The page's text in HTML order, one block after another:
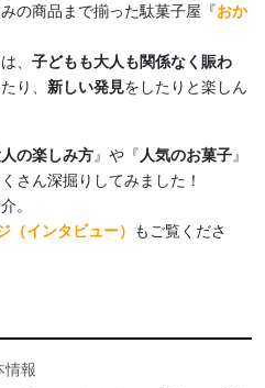
の商品まで揃った駄菓子屋『おか
、 子どもも大人も関係なく賑わ
り、 新しい発見をしたりと楽しん
の楽しみ方』や『 人気のお菓子』
さん深掘りしてみました！
。
（インタビュー）
もご覧くださ
情報